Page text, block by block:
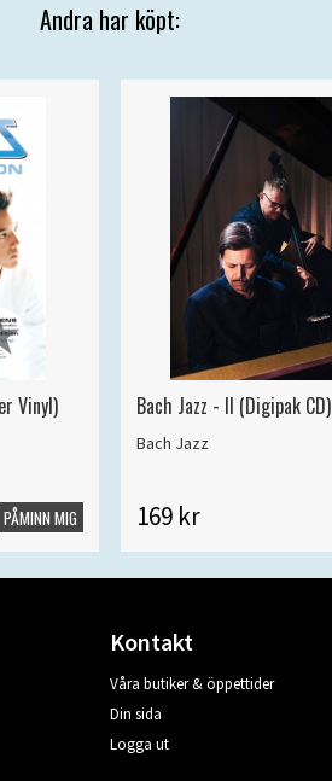
Andra har köpt:
Vinyl)
PÅMINN MIG
Bach Jazz - II (Digipak CD)
Bach Jazz
169 kr
Kontakt
Våra butiker & öppettider
Din sida
Logga ut